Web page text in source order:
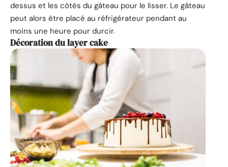
dessus et les côtés du gâteau pour le lisser. Le gâteau
peut alors être placé au réfrigérateur pendant au
moins une heure pour durcir.
Décoration du layer cake